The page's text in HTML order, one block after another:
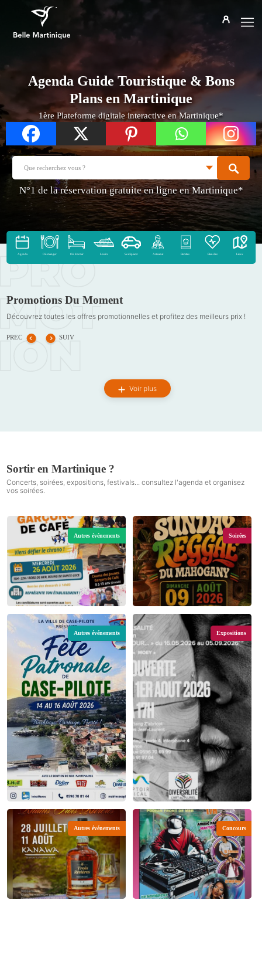
Agenda Guide Touristique & Bons
Plans en Martinique
1ère Plateforme digitale interactive en Martinique*
N°1 de la réservation gratuite en ligne en Martinique*
Agenda Où manger Où dormir Loisirs Se déplacer Artisanat Recettes Bien être Lieux
Promotions Du Moment
Découvrez toutes les offres promotionnelles et profitez des meilleurs prix !
PREC SUIV
Voir plus
Sortir en Martinique ?
Concerts, soirées, expositions, festivals... consultez l'agenda et organisez
vos soirées.
Autres événements Soirées
Autres événements Expositions
Autres événements Concours